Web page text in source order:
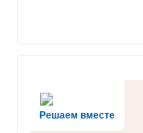
Решаем вместе